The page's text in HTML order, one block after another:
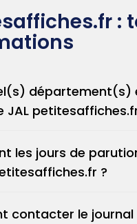
:
département(s)
JAL
les jours de
?
contacter le journal